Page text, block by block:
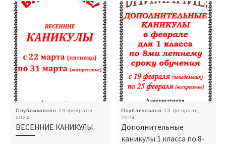
Опубликовано29 февраля,
2024
ВЕСЕННИЕ КАНИКУЛЫ
Опубликовано 13 февраля,
2024
Дополнительные
каникулы 1 класса по 8-